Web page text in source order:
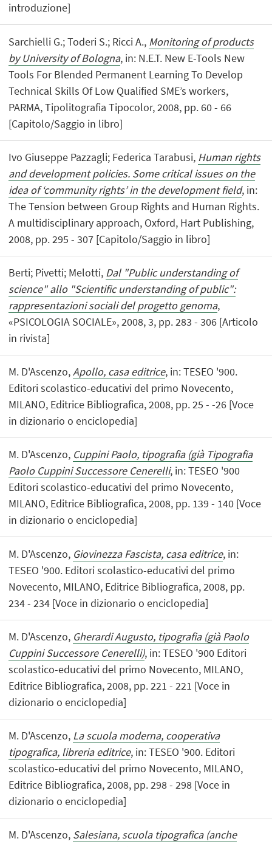
introduzione]
Sarchielli G.; Toderi S.; Ricci A., Monitoring of products
by University of Bologna, in: N.E.T. New E-Tools New
Tools For Blended Permanent Learning To Develop
Technical Skills Of Low Qualified SME’s workers,
PARMA, Tipolitografia Tipocolor, 2008, pp. 60 - 66
[Capitolo/Saggio in libro]
Ivo Giuseppe Pazzagli; Federica Tarabusi, Human rights
and development policies. Some critical issues on the
idea of ‘community rights’ in the development field, in:
The Tension between Group Rights and Human Rights.
A multidisciplinary approach, Oxford, Hart Publishing,
2008, pp. 295 - 307 [Capitolo/Saggio in libro]
Berti; Pivetti; Melotti, Dal "Public understanding of
science" allo "Scientific understanding of public":
rappresentazioni sociali del progetto genoma,
«PSICOLOGIA SOCIALE», 2008, 3, pp. 283 - 306 [Articolo
in rivista]
M. D'Ascenzo,Apollo, casa editrice, in: TESEO '900.
Editori scolastico-educativi del primo Novecento,
MILANO, Editrice Bibliografica, 2008, pp. 25 - -26 [Voce
in dizionario o enciclopedia]
M. D'Ascenzo, Cuppini Paolo, tipografia (già Tipografia
Paolo Cuppini Successore Cenerelli, in: TESEO '900
Editori scolastico-educativi del primo Novecento,
MILANO, Editrice Bibliografica, 2008, pp. 139 - 140 [Voce
in dizionario o enciclopedia]
M. D'Ascenzo, Giovinezza Fascista, casa editrice, in:
TESEO '900. Editori scolastico-educativi del primo
Novecento, MILANO, Editrice Bibliografica, 2008, pp.
234 - 234 [Voce in dizionario o enciclopedia]
M. D'Ascenzo, Gherardi Augusto, tipografia (già Paolo
Cuppini Successore Cenerelli), in: TESEO '900 Editori
scolastico-educativi del primo Novecento, MILANO,
Editrice Bibliografica, 2008, pp. 221 - 221 [Voce in
dizionario o enciclopedia]
M. D'Ascenzo, La scuola moderna, cooperativa
tipografica, libreria editrice, in: TESEO '900. Editori
scolastico-educativi del primo Novecento, MILANO,
Editrice Bibliografica, 2008, pp. 298 - 298 [Voce in
dizionario o enciclopedia]
M. D'Ascenzo, Salesiana, scuola tipografica (anche